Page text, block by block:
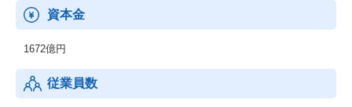
その後、戦後の混乱や財閥解体などの試練を経て、1947年8月「三
井生命保険相互会社」として営業を開始した当社は、業界大手の
ら株式会社へと組織変更を行い「三井生命保険株式会社」となり
ました。
2016年4月には、日本生命保険相互会社との経営統合による新体制
資本金
1672億円
従業員数